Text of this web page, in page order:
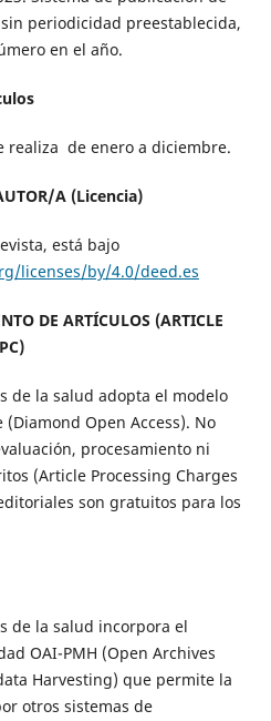
periodicidad preestablecida,
en el año.
realiza de enero a diciembre.
A (Licencia)
está bajo
licenses/by/4.0/deed.es
DE ARTÍCULOS (ARTICLE
de la salud adopta el modelo
Open Access). No
procesamiento ni
(Article Processing Charges
son gratuitos para los
de la salud incorpora el
OAI-PMH (Open Archives
Harvesting) que permite la
otros sistemas de